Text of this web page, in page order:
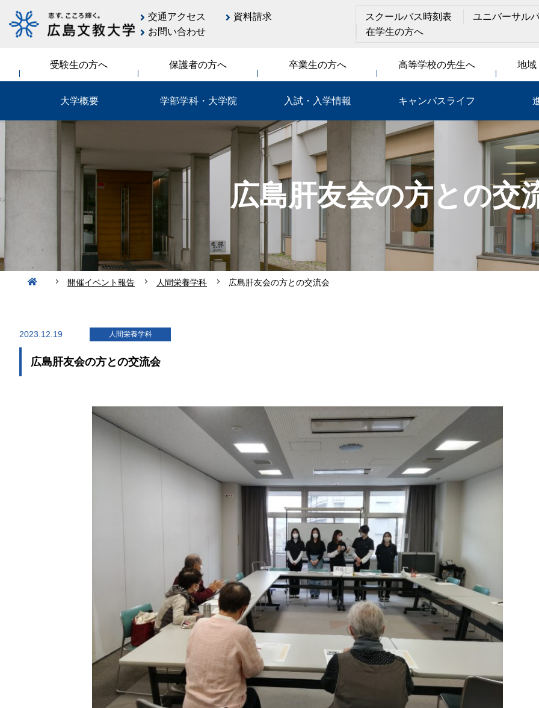
交通アクセス
資料請求
お問い合わせ
スクールバス時刻表
ユニバーサル
在学生の方へ
受験生の方へ 保護者の方へ 卒業生の方へ 高等学校の先生へ 地域
大学概要 学部学科・大学院 入試・入学情報 キャンパスライフ
広島肝友会の方との交
開催イベント報告 人間栄養学科 広島肝友会の方との交流会
2023.12.19 人間栄養学科
広島肝友会の方との交流会